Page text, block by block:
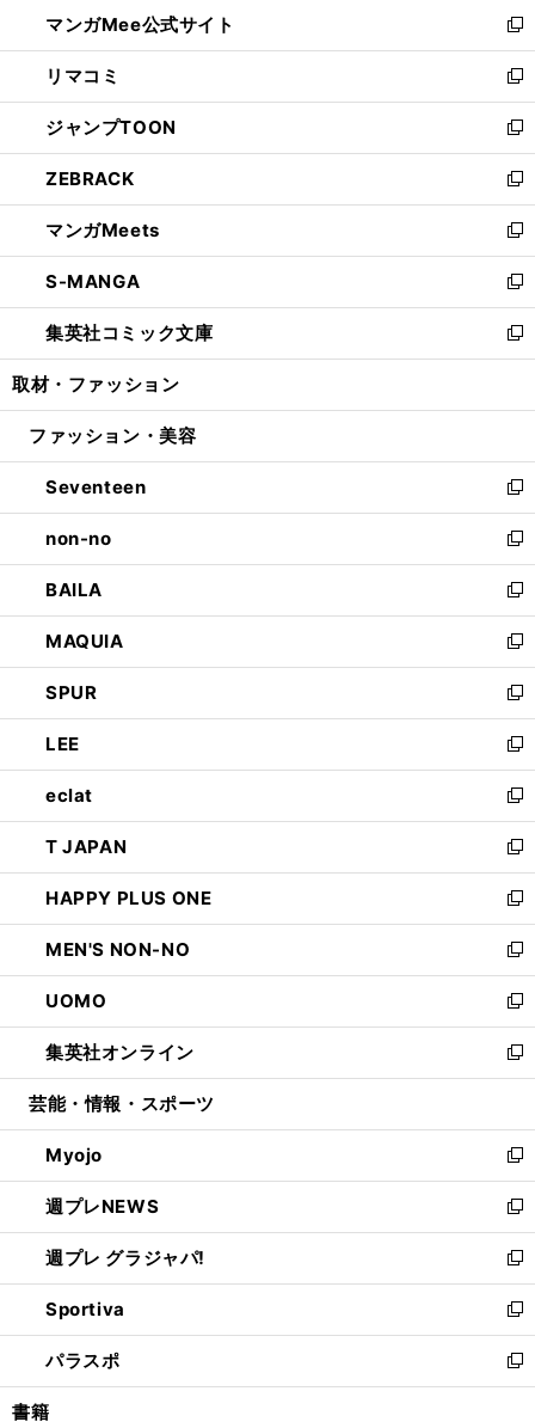
く
ド
ウ
で
開
く
ィ
ン
ド
ウ
で
開
く
い
ウ
ィ
ン
ド
ウ
で
開
く
マンガMee公式サイト
新
し
い
ウ
ィ
ン
ド
ウ
で
開
く
リマコミ
新
し
い
ウ
ィ
ン
ド
ウ
で
開
く
ジャンプTOON
新
し
い
ウ
ィ
ン
ド
ウ
で
開
ZEBRACK
新
し
い
ウ
ィ
ン
ド
ウ
開
マンガMeets
新
し
い
ウ
ィ
ン
ウ
開
く
S-MANGA
新
し
い
ウ
ン
ウ
で
開
く
集英社コミック文庫
新
し
ウ
ン
ド
ウ
で
開
く
取材・ファッション
ファッション・美容
Seventeen
新
し
い
ウ
ィ
ン
ド
ウ
で
開
く
non-no
新
し
い
ウ
ィ
ン
ド
ウ
で
開
く
BAILA
新
し
い
ウ
ィ
ン
ド
ウ
で
開
く
MAQUIA
新
し
い
ウ
ィ
ン
ド
ウ
で
開
く
SPUR
新
し
い
ウ
ィ
ン
ド
ウ
で
開
く
LEE
新
し
い
ウ
ィ
ン
ド
ウ
で
開
く
eclat
新
し
い
ウ
ィ
ン
ド
ウ
で
開
く
T JAPAN
新
し
い
ウ
ィ
ン
ド
ウ
で
開
HAPPY PLUS ONE
新
し
い
ウ
ィ
ン
ド
ウ
開
く
MEN'S NON-NO
新
し
い
ウ
ィ
ン
ウ
で
開
く
UOMO
新
し
い
ウ
ン
ド
ウ
で
開
く
集英社オンライン
新
し
ウ
ィ
ン
ド
ウ
で
開
く
芸能・情報・スポーツ
Myojo
新
し
い
ウ
ィ
ン
ド
ウ
で
開
週プレNEWS
新
し
い
ウ
ィ
ン
ド
ウ
週プレ グラジャパ!
新
し
い
ウ
ィ
ン
Sportiva
新
し
い
ウ
パラスポ
新
し
書籍